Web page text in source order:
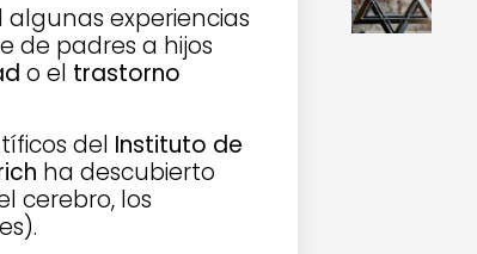
algunas experiencias
de padres a hijos
o el trastorno
del Instituto de
ha descubierto
cerebro, los